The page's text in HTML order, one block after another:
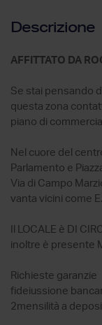
Descrizione
AFFITTATO DA
Se stai pensando
questa zona
piano di
Nel cuore del
Parlamento e
Via di Campo
vanta vicini come
Il LOCALE è DI
inoltre è presente
Richieste garanzie
fideiussione
2mensilità a